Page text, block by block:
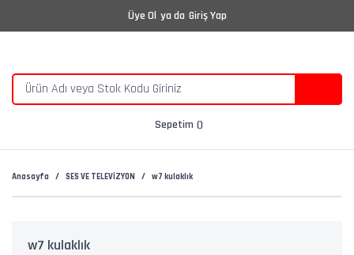
Üye Ol ya da Giriş Yap
Sepetim
Anasayfa SES VE TELEVİZYON w7 kulaklık
w7 kulaklık